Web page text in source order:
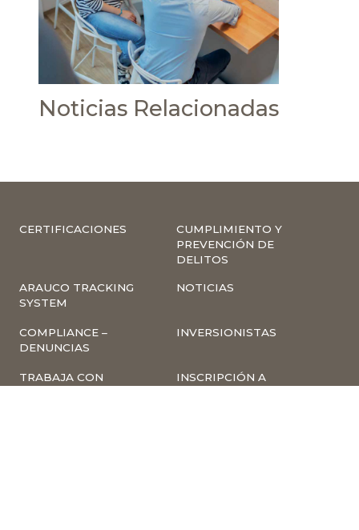
Noticias Relacionadas
CERTIFICACIONES
CUMPLIMIENTO Y
PREVENCIÓN DE
DELITOS
ARAUCO TRACKING
SYSTEM
NOTICIAS
COMPLIANCE –
DENUNCIAS
INVERSIONISTAS
TRABAJA CON
INSCRIPCIÓN A